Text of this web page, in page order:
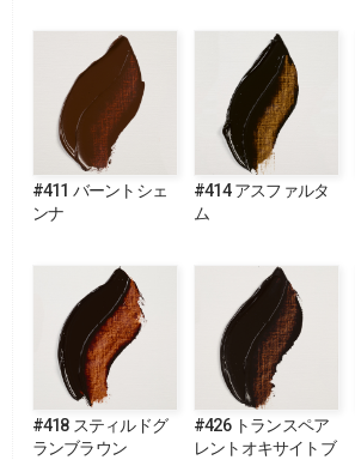
#411 バーントシェ
ンナ
#414 アスファルタ
ム
#418 スティルドグ
ランブラウン
#426 トランスペア
レントオキサイトブ